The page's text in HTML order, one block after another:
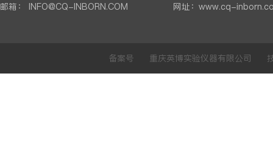
邮箱： INFO@CQ-INBORN.COM
网址：www.cq-
备案号 重庆英博实验仪器有限公司